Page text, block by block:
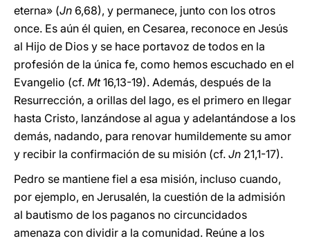
eterna» (Jn 6,68), y permanece, junto con los otros
once. Es aún él quien, en Cesarea, reconoce en Jesús
al Hijo de Dios y se hace portavoz de todos en la
profesión de la única fe, como hemos escuchado en el
Evangelio (cf. Mt16,13-19). Además, después de la
Resurrección, a orillas del lago, es el primero en llegar
hasta Cristo, lanzándose al agua y adelantándose a los
demás, nadando, para renovar humildemente su amor
y recibir la confirmación de su misión (cf. Jn 21,1-17).
Pedro se mantiene fiel a esa misión, incluso cuando,
por ejemplo, en Jerusalén, la cuestión de la admisión
al bautismo de los paganos no circuncidados
amenaza con dividir a la comunidad. Reúne a los